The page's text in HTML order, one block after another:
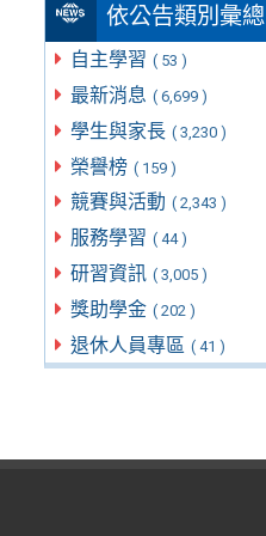
依公告類別彙總
自主學習 ( 53 )
最新消息 ( 6,699 )
學生與家長 ( 3,230 )
榮譽榜 ( 159 )
競賽與活動 ( 2,343 )
服務學習 ( 44 )
研習資訊 ( 3,005 )
獎助學金 ( 202 )
退休人員專區 ( 41 )